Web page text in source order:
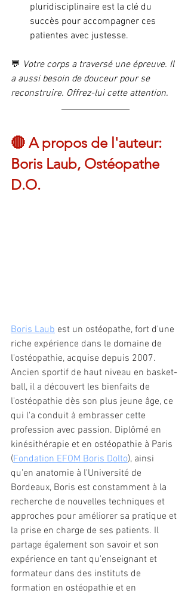
pluridisciplinaire est la clé du
succès pour accompagner ces
patientes avec justesse.
💬 Votre corps a traversé une épreuve. Il
a aussi besoin de douceur pour se
reconstruire. Offrez-lui cette attention.
🔴 A propos de l'auteur:
Boris Laub, Ostéopathe
D.O.
Boris Laub est un ostéopathe, fort d'une
riche expérience dans le domaine de
l'ostéopathie, acquise depuis 2007.
Ancien sportif de haut niveau en basket-
ball, il a découvert les bienfaits de
l'ostéopathie dès son plus jeune âge, ce
qui l'a conduit à embrasser cette
profession avec passion. Diplômé en
kinésithérapie et en ostéopathie à Paris
(Fondation EFOM Boris Dolto), ainsi
qu'en anatomie à l'Université de
Bordeaux, Boris est constamment à la
recherche de nouvelles techniques et
approches pour améliorer sa pratique et
la prise en charge de ses patients. Il
partage également son savoir et son
expérience en tant qu'enseignant et
formateur dans des instituts de
formation en ostéopathie et en